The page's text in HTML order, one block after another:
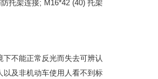
托架连接; M16*42 (40) 托架
不能正常反光而失去可辨认
及非机动车使用人看不到标